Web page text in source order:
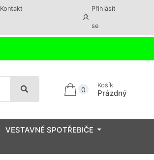
Kontakt Přihlásit
se
0
Košík
Prázdný
VESTAVNÉ SPOTŘEBIČE